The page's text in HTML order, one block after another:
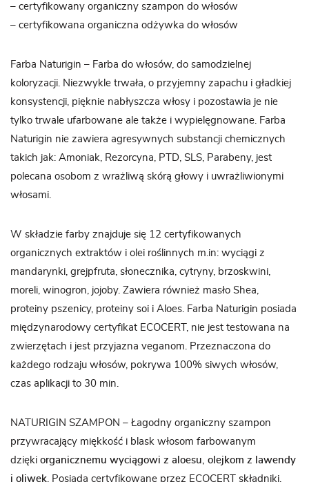
– certyfikowany organiczny szampon do włosów
– certyfikowana organiczna odżywka do włosów
Farba Naturigin – Farba do włosów, do samodzielnej
koloryzacji. Niezwykle trwała, o przyjemny zapachu i gładkiej
konsystencji, pięknie nabłyszcza włosy i pozostawia je nie
tylko trwale ufarbowane ale także i wypielęgnowane. Farba
Naturigin nie zawiera agresywnych substancji chemicznych
takich jak: Amoniak, Rezorcyna, PTD, SLS, Parabeny, jest
polecana osobom z wrażliwą skórą głowy i uwrażliwionymi
włosami.
W składzie farby znajduje się 12 certyfikowanych
organicznych extraktów i olei roślinnych m.in: wyciągi z
mandarynki, grejpfruta, słonecznika, cytryny, brzoskwini,
moreli, winogron, jojoby. Zawiera również masło Shea,
proteiny pszenicy, proteiny soi i Aloes. Farba Naturigin posiada
międzynarodowy certyfikat ECOCERT, nie jest testowana na
zwierzętach i jest przyjazna veganom. Przeznaczona do
każdego rodzaju włosów, pokrywa 100% siwych włosów,
czas aplikacji to 30 min.
NATURIGIN SZAMPON – Łagodny organiczny szampon
przywracający miękkość i blask włosom farbowanym
dzięki organicznemu wyciągowi z aloesu, olejkom z lawendy
i oliwek . Posiada certyfikowane przez ECOCERT składniki.